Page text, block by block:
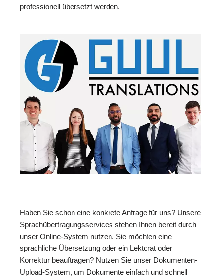
professionell übersetzt werden.
Haben Sie schon eine konkrete Anfrage für uns? Unsere
Sprachübertragungsservices stehen Ihnen bereit durch
unser Online-System nutzen. Sie möchten eine
sprachliche Übersetzung oder ein Lektorat oder
Korrektur beauftragen? Nutzen Sie unser Dokumenten-
Upload-System, um Dokumente einfach und schnell